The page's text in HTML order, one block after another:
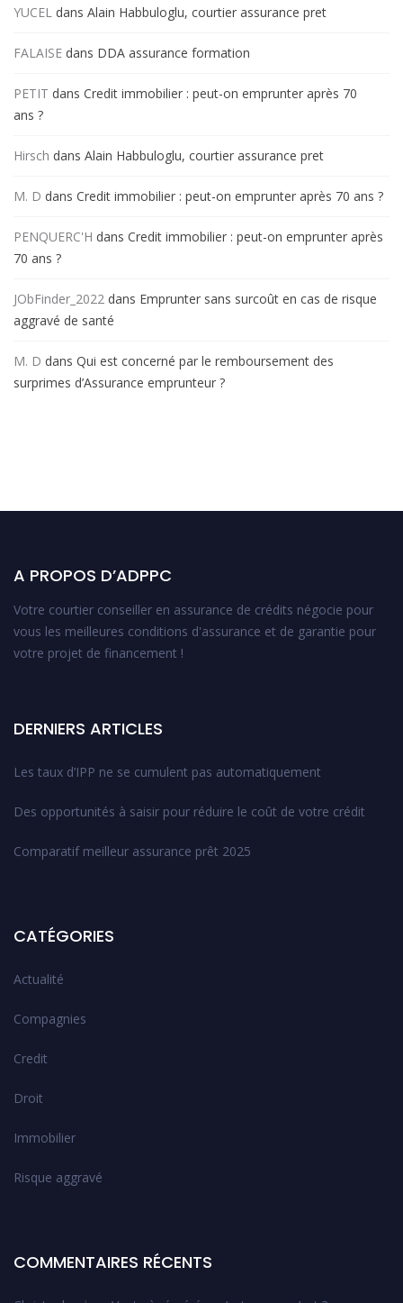
YUCEL dans Alain Habbuloglu, courtier assurance pret
FALAISE dans DDA assurance formation
PETIT dans Credit immobilier : peut-on emprunter après 70
ans ?
Hirsch dans Alain Habbuloglu, courtier assurance pret
M. D dans Credit immobilier : peut-on emprunter après 70 ans ?
PENQUERC'H dans Credit immobilier : peut-on emprunter après
70 ans ?
JObFinder_2022 dans Emprunter sans surcoût en cas de risque
aggravé de santé
M. D dans Qui est concerné par le remboursement des
surprimes d’Assurance emprunteur ?
A PROPOS D’ADPPC
Votre courtier conseiller en assurance de crédits négocie pour
vous les meilleures conditions d'assurance et de garantie pour
votre projet de financement !
DERNIERS ARTICLES
Les taux d’IPP ne se cumulent pas automatiquement
Des opportunités à saisir pour réduire le coût de votre crédit
Comparatif meilleur assurance prêt 2025
CATÉGORIES
Actualité
Compagnies
Credit
Droit
Immobilier
Risque aggravé
COMMENTAIRES RÉCENTS